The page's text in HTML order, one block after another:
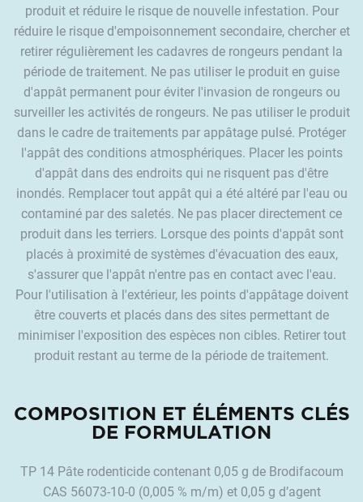
produit et réduire le risque de nouvelle infestation. Pour
réduire le risque d'empoisonnement secondaire, chercher et
retirer régulièrement les cadavres de rongeurs pendant la
période de traitement. Ne pas utiliser le produit en guise
d'appât permanent pour éviter l'invasion de rongeurs ou
surveiller les activités de rongeurs. Ne pas utiliser le produit
dans le cadre de traitements par appâtage pulsé. Protéger
l'appât des conditions atmosphériques. Placer les points
d'appât dans des endroits qui ne risquent pas d'être
inondés. Remplacer tout appât qui a été altéré par l'eau ou
contaminé par des saletés. Ne pas placer directement ce
produit dans les terriers. Lorsque des points d'appât sont
placés à proximité de systèmes d'évacuation des eaux,
s'assurer que l'appât n'entre pas en contact avec l'eau.
Pour l'utilisation à l'extérieur, les points d'appâtage doivent
être couverts et placés dans des sites permettant de
minimiser l'exposition des espèces non cibles. Retirer tout
produit restant au terme de la période de traitement.
COMPOSITION ET ÉLÉMENTS CLÉS
DE FORMULATION
TP 14 Pâte rodenticide contenant 0,05 g de Brodifacoum
CAS 56073-10-0 (0,005 % m/m) et 0,05 g d’agent